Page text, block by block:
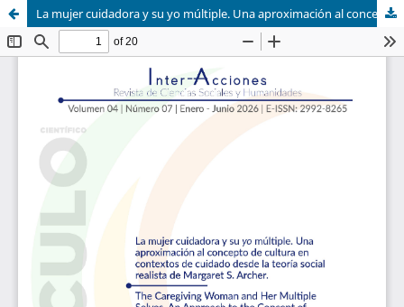
La mujer cuidadora y su yo múltiple. Una aproximación al concepto de cultura en contextos de cuidado desde la teoría social realista de Margaret S. Archer